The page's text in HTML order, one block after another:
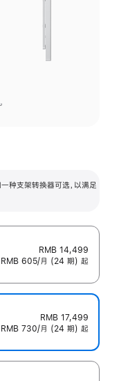
支架转换器可选，以满足
RMB 14,499
RMB 605/月 (24 期) 起
RMB 17,499
RMB 730/月 (24 期) 起